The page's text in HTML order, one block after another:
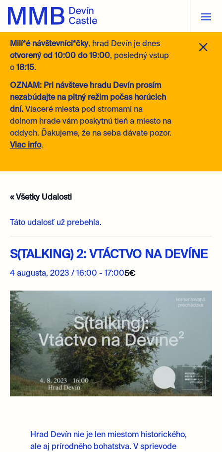
M
Milí*é návštevníci*čky, hrad Devín je dnes
otvorený od 10:00 do 19:00, posledný vstup
o 18:15.
OZNAM: Pri návšteve hradu Devín prosím
nezabúdajte na pitný režim počas horúcich
dní. Viaceré miesta pod stromami na
dolnom hrade vám poskytnú tieň a miesto na
oddych. Ďakujeme, že na seba dávate pozor.
Viac info.
« Všetky Udalosti
Táto udalosť už prebehla.
S(TALKING) 2: VTÁCTVO NA DEVÍNE
4 augusta, 2023 / 16:00 - 17:005€
Hrad Devín nie je len miestom historického,
ale aj prírodného bohatstva. V sprievode